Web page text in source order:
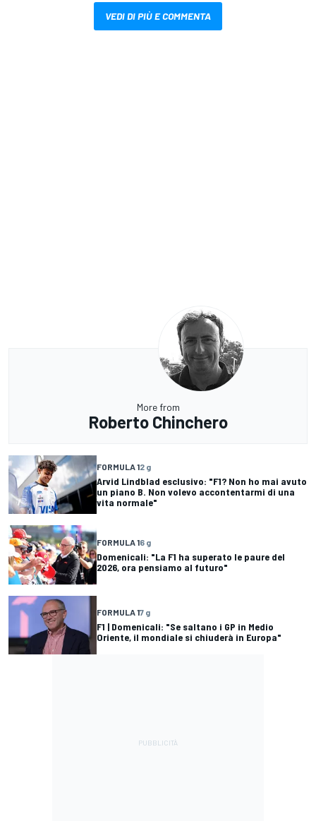
VEDI DI PIÙ E COMMENTA
More from
Roberto Chinchero
FORMULA 12 g
Arvid Lindblad esclusivo: "F1? Non ho mai avuto
un piano B. Non volevo accontentarmi di una
vita normale"
FORMULA 16 g
Domenicali: "La F1 ha superato le paure del
2026, ora pensiamo al futuro"
FORMULA 17 g
F1 | Domenicali: "Se saltano i GP in Medio
Oriente, il mondiale si chiuderà in Europa"